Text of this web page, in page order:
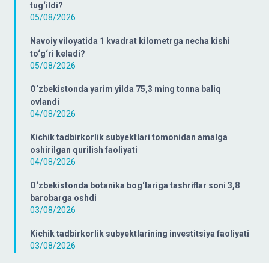
tug‘ildi?
05/08/2026
Navoiy viloyatida 1 kvadrat kilometrga necha kishi
to‘g‘ri keladi?
05/08/2026
O‘zbekistonda yarim yilda 75,3 ming tonna baliq
ovlandi
04/08/2026
Kichik tadbirkorlik subyektlari tomonidan amalga
oshirilgan qurilish faoliyati
04/08/2026
O‘zbekistonda botanika bog‘lariga tashriflar soni 3,8
barobarga oshdi
03/08/2026
Kichik tadbirkorlik subyektlarining investitsiya faoliyati
03/08/2026